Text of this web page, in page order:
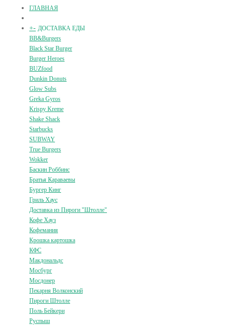
ГЛАВНАЯ
+- ДОСТАВКА ЕДЫ
BB&Burgers
Black Star Burger
Burger Heroes
BUZfood
Dunkin Donuts
Glow Subs
Greka Gyros
Krispy Kreme
Shake Shack
Starbucks
SUBWAY
True Burgers
Wokker
Баскин Роббинс
Братья Караваевы
Бургер Кинг
Гриль Хаус
Доставка из Пироги "Штолле"
Кофе Хауз
Кофемания
Крошка картошка
КФС
Макдональдс
Мосбург
Мосдонер
Пекарня Волконский
Пироги Штолле
Поль Бейкери
Руспыш